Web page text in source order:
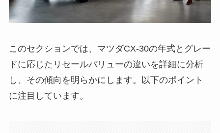
このセクションでは、マツダCX-30の年式とグレー
ドに応じたリセールバリューの違いを詳細に分析
し、その傾向を明らかにします。以下のポイント
に注目しています。